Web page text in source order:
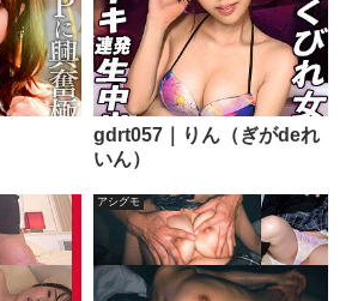
gdrt057｜りん（ぎがdeれ
いん）
アシグモ